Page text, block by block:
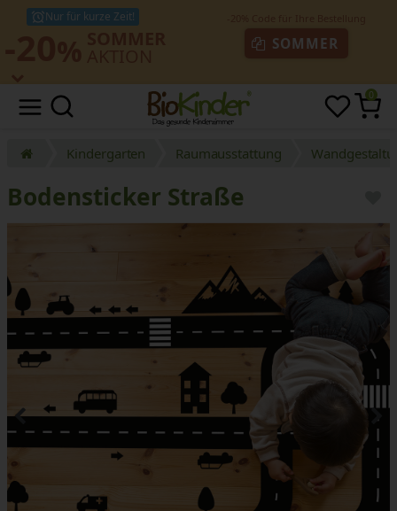
Nur für kurze Zeit!
SOMMER
0
Kindergarten Raumausstattung
Bodensticker Straße